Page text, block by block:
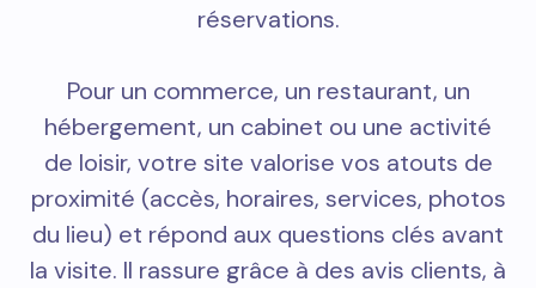
réservations.
Pour un commerce, un restaurant, un
hébergement, un cabinet ou une activité
de loisir, votre site valorise vos atouts de
proximité (accès, horaires, services, photos
du lieu) et répond aux questions clés avant
la visite. Il rassure grâce à des avis clients, à